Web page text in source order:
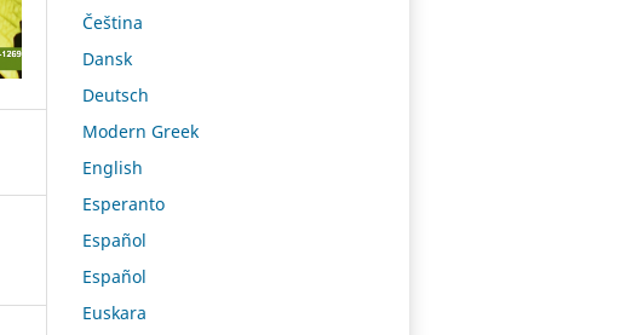
Čeština
Dansk
Deutsch
Modern Greek
English
Esperanto
Español
Español
Euskara